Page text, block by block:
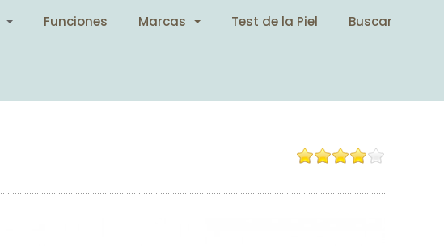
Funciones Marcas Test de la Piel
Buscar